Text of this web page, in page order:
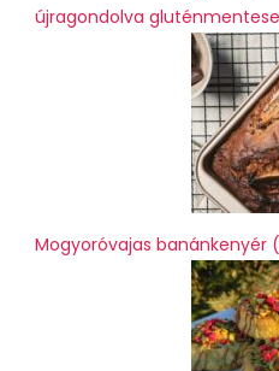
újragondolva
Mogyoróvajas